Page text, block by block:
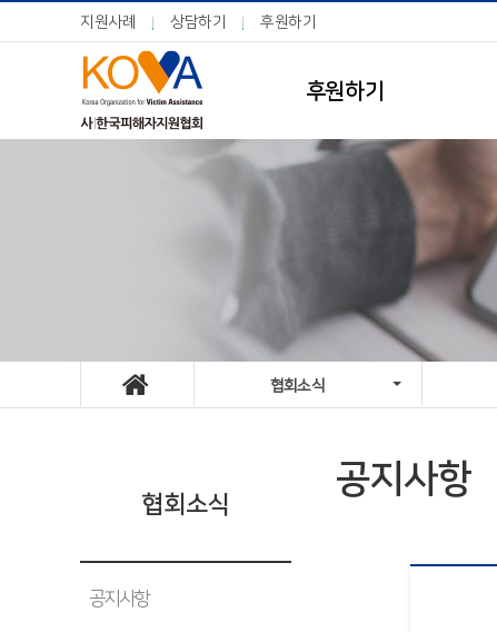
지원사례 상담하기 후원하기
후원하기
협회소식
협회소식
공지사항
공지사항